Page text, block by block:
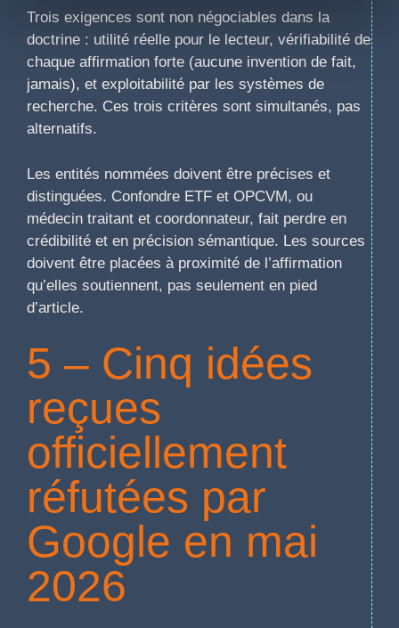
Trois exigences sont non négociables dans la
doctrine : utilité réelle pour le lecteur, vérifiabilité de
chaque affirmation forte (aucune invention de fait,
jamais), et exploitabilité par les systèmes de
recherche. Ces trois critères sont simultanés, pas
alternatifs.
Les entités nommées doivent être précises et
distinguées. Confondre ETF et OPCVM, ou
médecin traitant et coordonnateur, fait perdre en
crédibilité et en précision sémantique. Les sources
doivent être placées à proximité de l’affirmation
qu’elles soutiennent, pas seulement en pied
d’article.
5 – Cinq idées
reçues
officiellement
réfutées par
Google en mai
2026